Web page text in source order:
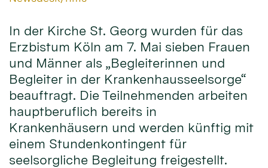
In der Kirche St. Georg wurden für das
Erzbistum Köln am 7. Mai sieben Frauen
und Männer als „Begleiterinnen und
Begleiter in der Krankenhausseelsorge“
beauftragt. Die Teilnehmenden arbeiten
hauptberuflich bereits in
Krankenhäusern und werden künftig mit
einem Stundenkontingent für
seelsorgliche Begleitung freigestellt.